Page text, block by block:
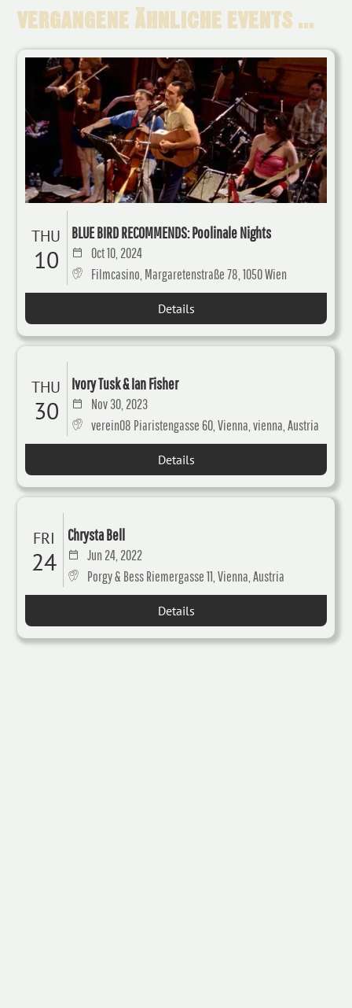
VERGANGENE ÄHNLICHE EVENTS ...
THU
10
BLUE BIRD RECOMMENDS: Poolinale Nights
Oct 10, 2024
Filmcasino, Margaretenstraße 78, 1050 Wien
Details
THU
30
Ivory Tusk & Ian Fisher
Nov 30, 2023
verein08 Piaristengasse 60, Vienna, vienna, Austria
Details
FRI
24
Chrysta Bell
Jun 24, 2022
Porgy & Bess Riemergasse 11, Vienna, Austria
Details